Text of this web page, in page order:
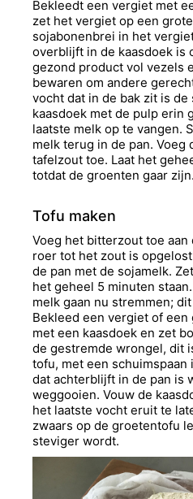
Bekleedt een vergiet met
zet het vergiet op een
sojabonenbrei in het
overblijft in de kaasdoek is
gezond product vol vezels
bewaren om andere
vocht dat in de bak zit is de
kaasdoek met de pulp erin
laatste melk op te vangen.
melk terug in de pan. Voeg
tafelzout toe. Laat het
totdat de groenten gaar zijn.
Tofu maken
Voeg het bitterzout toe aan
roer tot het zout is
de pan met de sojamelk.
het geheel 5 minuten
melk gaan nu stremmen;
Bekleed een vergiet of
met een kaasdoek en zet
de gestremde wrongel, dit
tofu, met een schuimspaan
dat achterblijft in de pan is
weggooien. Vouw de
het laatste vocht eruit te
zwaars op de groetentofu
steviger wordt.